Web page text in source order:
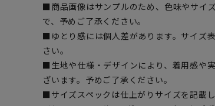
■商品画像はサンプルのため、色味やサイ
で、予めご了承ください。
■ゆとり感には個人差があります。サイズ
さい。
■生地や仕様・デザインにより、着用感や
ざいます。予めご了承ください。
■サイズスペックは仕上がりサイズを記載